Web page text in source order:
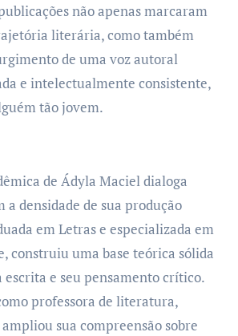
não apenas marcaram
literária, como também
de uma voz autoral
e intelectualmente consistente,
tão jovem.
de Ádyla Maciel dialoga
densidade de sua produção
em Letras e especializada em
construiu uma base teórica sólida
escrita e seu pensamento crítico.
professora de literatura,
sua compreensão sobre